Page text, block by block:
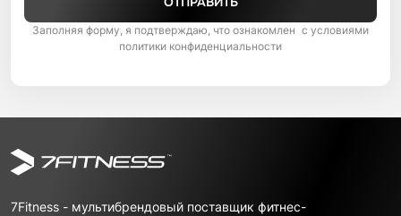
Заполняя форму, я подтверждаю, что ознакомлен с условиями
политики конфиденциальности
7Fitness - мультибрендовый поставщик фитнес-